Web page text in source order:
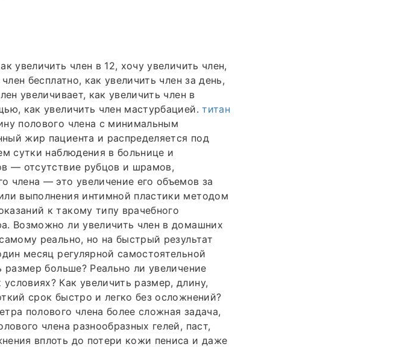
увеличить член в 12, хочу увеличить член,
бесплатно, как увеличить член за день,
увеличивает, как увеличить член в
как увеличить член мастурбацией.титан
полового члена с минимальным
жир пациента и распределяется под
сутки наблюдения в больнице и
— отсутствие рубцов и шрамов,
члена — это увеличение его объемов за
выполнения интимной пластики методом
к такому типу врачебного
Возможно ли увеличить член в домашних
реально, но на быстрый результат
месяц регулярной самостоятельной
размер больше? Реально ли увеличение
Как увеличить размер, длину,
срок быстро и легко без осложнений?
полового члена более сложная задача,
члена разнообразных гелей, паст,
вплоть до потери кожи пениса и даже